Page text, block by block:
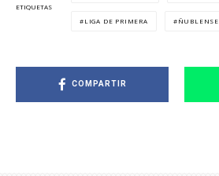
ETIQUETAS
LIGA DE PRIMERA ÑUBLENSE
COMPARTIR